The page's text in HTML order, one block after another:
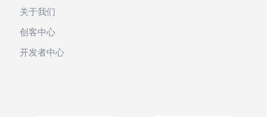
关于我们
创客中心
开发者中心